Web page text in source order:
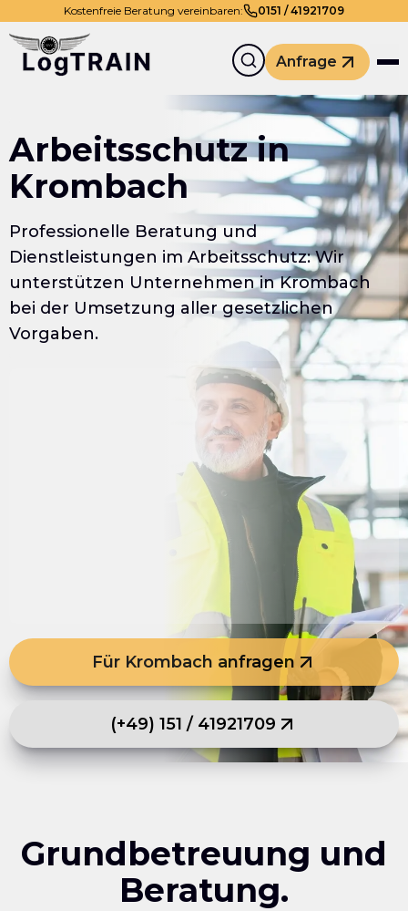
Kostenfreie Beratung vereinbaren: 0151 /41921709
Anfrage
Arbeitsschutz in
Krombach
Professionelle Beratung und
Dienstleistungen im Arbeitsschutz: Wir
unterstützen Unternehmen in Krombach
bei der Umsetzung aller gesetzlichen
Vorgaben.
Für Krombach anfragen
(+49) 151 / 41921709
Grundbetreuung und
Beratung.